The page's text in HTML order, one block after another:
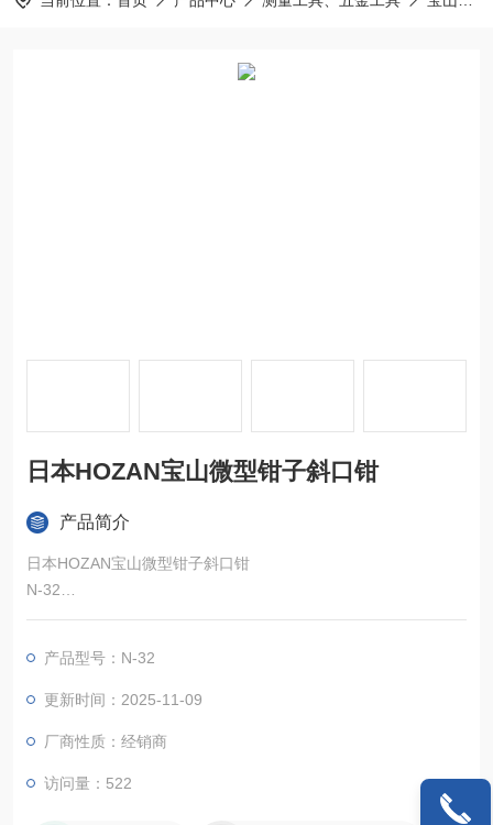
日本HOZAN宝山微型钳子斜口钳
产品简介
日本HOZAN宝山微型钳子斜口钳
N-32
用于切割细铜线(薄刃加工
中手柄上的负载并提供出色的锋利度。
产品型号：N-32
更新时间：2025-11-09
厂商性质：经销商
访问量：522